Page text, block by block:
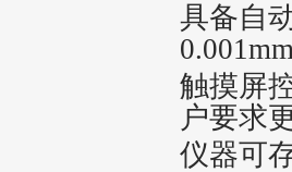
具备自
触摸屏
户要求
仪器可